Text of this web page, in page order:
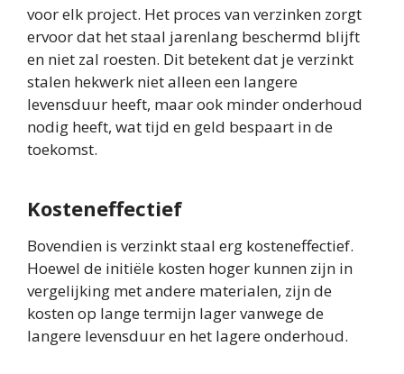
voor elk project. Het proces van verzinken zorgt
ervoor dat het staal jarenlang beschermd blijft
en niet zal roesten. Dit betekent dat je verzinkt
stalen hekwerk niet alleen een langere
levensduur heeft, maar ook minder onderhoud
nodig heeft, wat tijd en geld bespaart in de
toekomst.
Kosteneffectief
Bovendien is verzinkt staal erg kosteneffectief.
Hoewel de initiële kosten hoger kunnen zijn in
vergelijking met andere materialen, zijn de
kosten op lange termijn lager vanwege de
langere levensduur en het lagere onderhoud.